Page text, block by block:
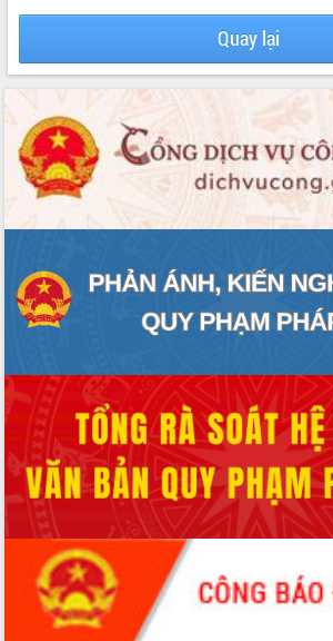
HỆ THỐNG VĂN BẢN
VĂN BẢN HĐND TỈNH
ĐIỂM TIN VĂN BẢN
QUY HOẠCH - KẾ HOẠCH
Quay lại